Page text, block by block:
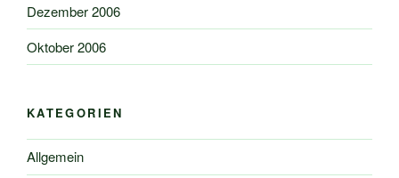
Dezember 2006
Oktober 2006
KATEGORIEN
Allgemein